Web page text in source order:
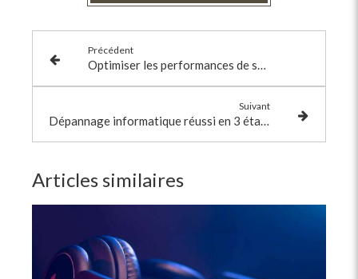
Précédent
Optimiser les performances de son ordinateur
Suivant
Dépannage informatique réussi en 3 étapes
Articles similaires